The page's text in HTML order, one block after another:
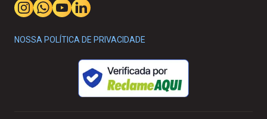
NOSSA POLÍTICA DE PRIVACIDADE